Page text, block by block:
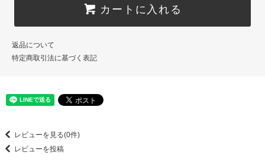
カートに入れる
返品について
特定商取引法に基づく表記
レビューを見る(0件)
レビューを投稿